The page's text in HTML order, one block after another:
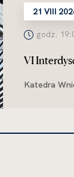
21 VIII
godz.
VI
Katedra